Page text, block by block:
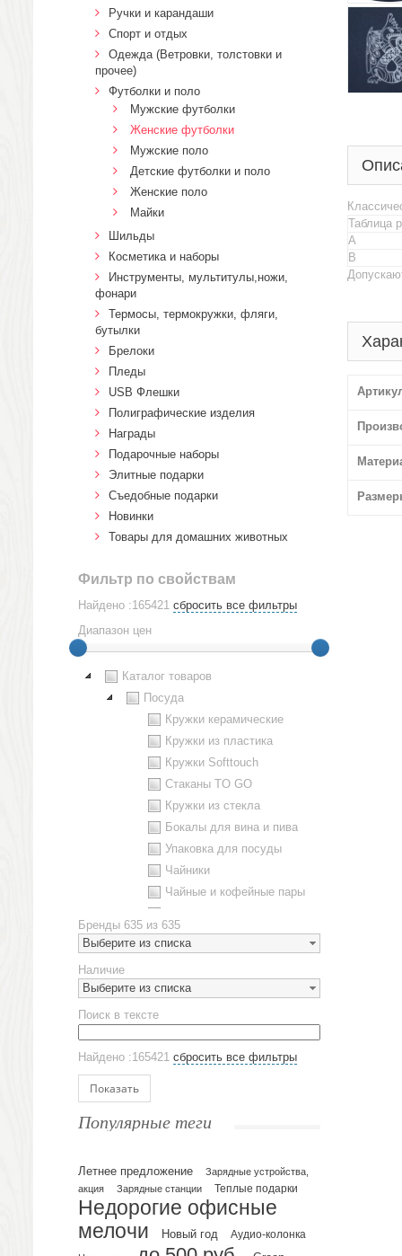
Таблица
A
B
Ручки и карандаши
Спорт и отдых
Одежда (Ветровки, толстовки и
прочее)
Футболки и поло
Мужские футболки
Женские футболки
Мужские поло
Детские футболки и поло
Женские поло
Майки
Шильды
Косметика и наборы
Инструменты, мультитулы,ножи,
фонари
Термосы, термокружки, фляги,
бутылки
Брелоки
Пледы
USB Флешки
Полиграфические изделия
Награды
Подарочные наборы
Элитные подарки
Cъедобные подарки
Новинки
Товары для домашних животных
Фильтр по свойствам
Найдено :165421 сбросить все фильтры
Диапазон цен
Каталог товаров
Посуда
Кружки керамические
Кружки из пластика
Кружки Softtouch
Стаканы TO GO
Кружки из стекла
Бокалы для вина и пива
Упаковка для посуды
Чайники
Чайные и кофейные пары
Наборы посуды
Предметы сервировки
Стаканы
Эко кружки
ЕВРОПОСУДА
Аксессуары
Ежедневники и блокноты
Датированные ежедневники
Планинги и телефонные книжки
Планинги датированные
Планинги недатированные
Телефонные книжки
Бренды 635 из 635
Выберите из списка
Наличие
Выберите из списка
Поиск в тексте
Найдено :165421 сбросить все фильтры
Показать
Популярные теги
Летнее предложение
Зарядные устройства,
акция
Зарядные станции Теплые подарки
Недорогие офисные
мелочи
Новый год Аудио-колонка